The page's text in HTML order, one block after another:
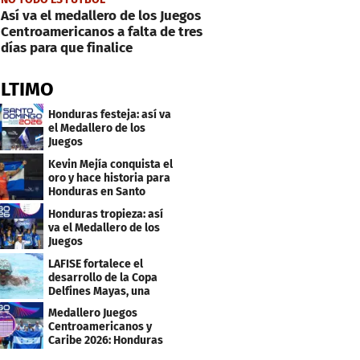
Así va el medallero de los Juegos
Centroamericanos a falta de tres
días para que finalice
Honduras festeja: así va
el Medallero de los
Juegos
Centroamericanos y
Caribe 2026
Kevin Mejía conquista el
oro y hace historia para
Honduras en Santo
Honduras tropieza: así
va el Medallero de los
Juegos
Centroamericanos y
Caribe 2026
LAFISE fortalece el
desarrollo de la Copa
Delfines Mayas, una
fiesta para la natación
Medallero Juegos
Centroamericanos y
Caribe 2026: Honduras